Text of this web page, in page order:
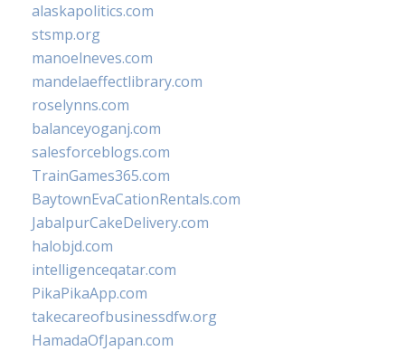
alaskapolitics.com
stsmp.org
manoelneves.com
mandelaeffectlibrary.com
roselynns.com
balanceyoganj.com
salesforceblogs.com
TrainGames365.com
BaytownEvaCationRentals.com
JabalpurCakeDelivery.com
halobjd.com
intelligenceqatar.com
PikaPikaApp.com
takecareofbusinessdfw.org
HamadaOfJapan.com